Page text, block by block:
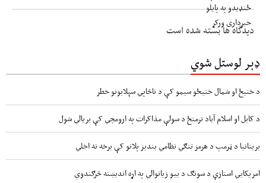
دیدگاه ها بسته شده است
ډېر لوستل شوي
د ختیځ او شمال ختیځو سیمو کې د ناڅاپي سېلابونو خطر
د کابل او اسلام آباد ترمنځ د سولې مذاکرات په ارومچي کې بريالي شول
بریتانیا د ټرمپ د هرمز تنګي نظامي بندیز پلانو کې برخه نه اخلي
امریکايي استازې د سونګ د بیو زیاتوالي په اړه اندیښنه څرګندوي